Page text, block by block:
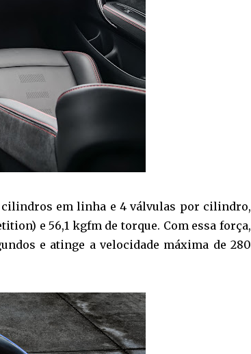
cilindros em linha e 4 válvulas por cilindro,
e 56,1 kgfm de torque. Com essa força,
e atinge a velocidade máxima de 280